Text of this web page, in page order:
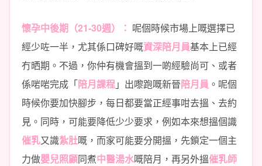
懷孕中後期（21-30週）： 呢個時候市場上嘅選擇已
經少咗一半，尤其係口碑好嘅資深陪月員基本上已經
冇晒期。不過，你仲有機會搵到一啲經驗尚可、或者
係啱啱完成「陪月課程」出嚟跑嘅新晉陪月員 。呢個
時候你要加快腳步，每日都要當正經事咁去搵、去約
見。同時，可能要降低少少要求，例如本來想搵個識
催乳又識紮肚嘅，而家可能要分開搵，先鎖定一個主
力做嬰兒照顧同煮中醫湯水嘅陪月，再另外搵催乳師